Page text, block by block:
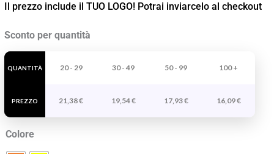
Il prezzo include il TUO LOGO! Potrai inviarcelo al checkout
Sconto per quantità
QUANTITÀ
PREZZO
20 - 29 30 - 49 50 - 99 100 +
21,38€ 19,54€ 17,93€ 16,09€
Colore
Pantaloni
Alfa
Alta
quantità